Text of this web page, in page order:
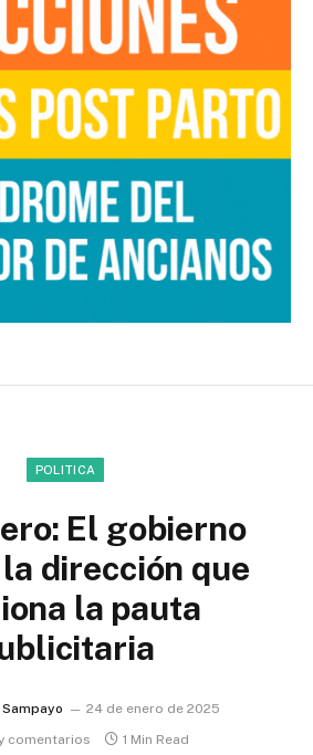
POLITICA
El gobierno
dirección que
la pauta
24 de enero de 2025
comentarios
1 Min Read